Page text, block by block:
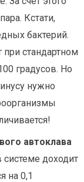
Кстати,
бактерий.
стандартном
градусов. Но
нужно
автоклава
доходит
на 0,1